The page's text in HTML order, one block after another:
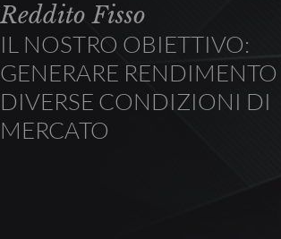
Reddito Fisso
IL NOSTRO OBIETTIVO:
GENERARE
DIVERSE CONDIZIONI DI
MERCATO